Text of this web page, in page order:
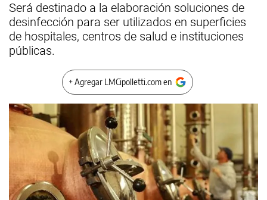
Será destinado a la elaboración soluciones de
desinfección para ser utilizados en superficies
de hospitales, centros de salud e instituciones
públicas.
+ Agregar LMCipolletti.com en